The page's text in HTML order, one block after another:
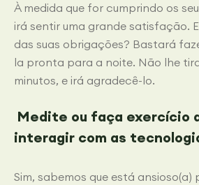
À medida que for cumprindo os
irá sentir uma grande satisfação.
das suas obrigações? Bastará
la pronta para a noite. Não lhe
minutos, e irá agradecê-lo.
Medite ou faça exercício
interagir com as
Sim, sabemos que está ansioso(a)